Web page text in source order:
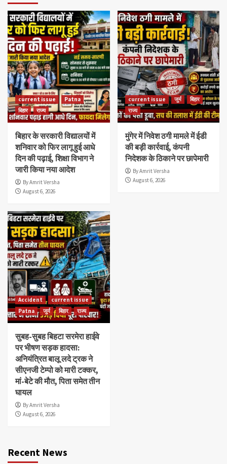
current issue
Patna
बिहार
राज्य
बिहार के सरकारी विद्यालयों में
शनिवार को फिर लागू हुई आधे
दिन की पढ़ाई, शिक्षा विभाग ने
जारी किया नया आदेश
By Amrit Versha
August 6, 2026
current issue जुर्म
बिहार
राज्य
मुंगेर में निवेश ठगी मामले में ईडी
की बड़ी कार्रवाई, कंपनी
निदेशक के ठिकाने पर छापेमारी
By Amrit Versha
August 6, 2026
Accident
current issue
Patna
जुर्म बिहार राज्य
सुबह-सुबह बिहटा सरमेरा हाईवे
पर भीषण सड़क हादसा:
अनियंत्रित बालू लदे ट्रक ने
सीएनजी टेम्पो को मारी टक्कर,
मां-बेटे की मौत, पिता समेत तीन
घायल
By Amrit Versha
August 6, 2026
Recent News